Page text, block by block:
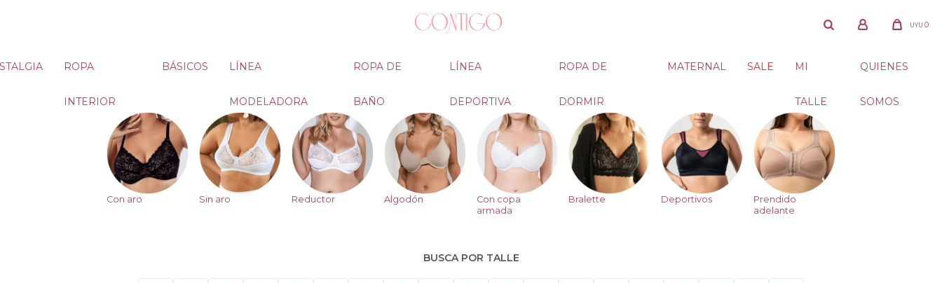
ROPA
INTERIOR
BÁSICOS LÍNEA
MODELADORA
ROPA DE
BAÑO
LÍNEA
DEPORTIVA
ROPA DE
DORMIR
MATERNAL SALE MI
TALLE
QUIENES
SOMOS
UYU 0
Con aro Sin aro Reductor Algodón
Con copa
armada
Bralette Deportivos
Prendido
adelante
BUSCA POR TALLE